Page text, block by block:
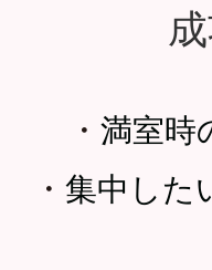
・ 満室時
・ 集中した